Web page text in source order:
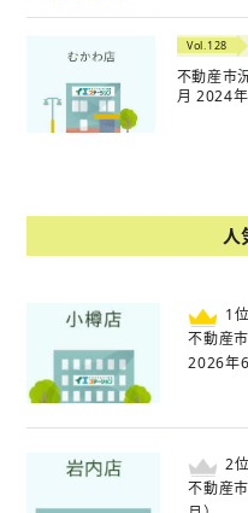
Vol.128
不動産市
月 2024年
人
位
不動産
2026年6
位
不動産